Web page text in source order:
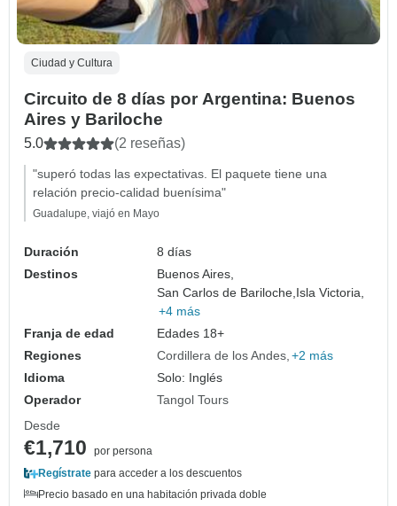
Ciudad y Cultura
Circuito de 8 días por Argentina: Buenos
Aires y Bariloche
5.0 (2 reseñas)
"superó todas las expectativas. El paquete tiene una
relación precio-calidad buenísima"
Guadalupe, viajó en Mayo
Duración
8 días
Destinos
Buenos Aires,
San Carlos de Bariloche, Isla Victoria,
+4 más
Franja de edad
Edades 18+
Regiones
Cordillera de los Andes +2 más
Idioma
Solo: Inglés
Operador
Tangol Tours
Desde
€1,710
por persona
Regístrate para acceder a los descuentos
Precio basado en una habitación privada doble